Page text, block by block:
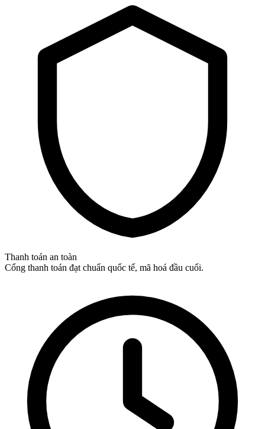
Thanh toán an toàn
Cổng thanh toán đạt chuẩn quốc tế, mã hoá đầu cuối.